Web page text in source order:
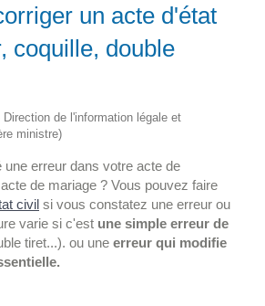
un acte d'état
coquille, double
de l'information légale et
ministre)
erreur dans votre acte de
de mariage ? Vous pouvez faire
civil si vous constatez une erreur ou
varie si c'est une simple erreur de
tiret...). ou une erreur qui modifie